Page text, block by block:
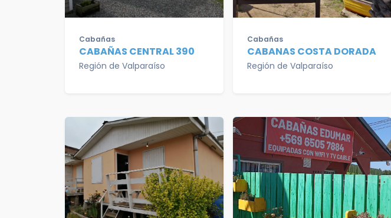
Cabañas
CABAÑAS CENTRAL 390
Región de Valparaíso
Cabañas
CABANAS COSTA DORADA
Región de Valparaíso